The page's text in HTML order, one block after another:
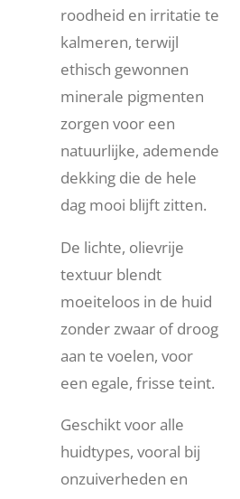
roodheid en irritatie te
kalmeren, terwijl
ethisch gewonnen
minerale pigmenten
zorgen voor een
natuurlijke, ademende
dekking die de hele
dag mooi blijft zitten.
De lichte, olievrije
textuur blendt
moeiteloos in de huid
zonder zwaar of droog
aan te voelen, voor
een egale, frisse teint.
Geschikt voor alle
huidtypes, vooral bij
onzuiverheden en